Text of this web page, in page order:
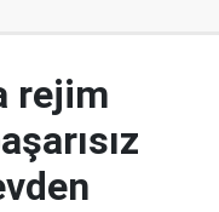
rejim